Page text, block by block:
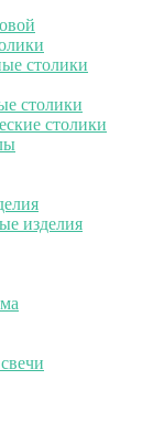
столики
столики
столики
изделия